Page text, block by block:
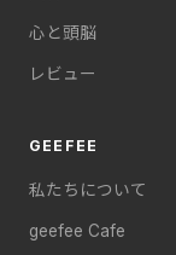
心と頭脳
レビュー
GEEFEE
私たちについて
geefee Cafe